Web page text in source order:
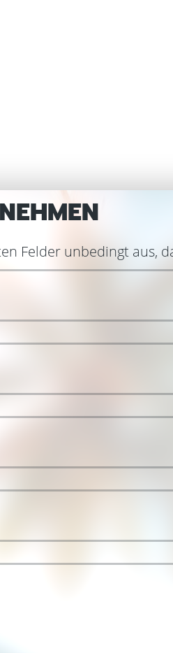
Felder unbedingt aus,